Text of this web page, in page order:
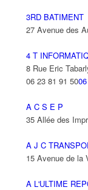
3RD BATIMENT
27 Avenue des
4 T
8 Rue Eric
06 23 81 91 50
A C S E P
35 Allée des
A J C
15 Avenue de la
A L'ULTIME